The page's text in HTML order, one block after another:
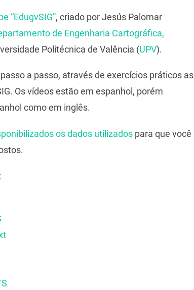
“EdugvSIG”, criado por Jesús Palomar
de Engenharia Cartográfica,
Politécnica de Valência (UPV).
a passo, através de exercícios práticos as
Os vídeos estão em espanhol, porém
como em inglês.
os dados utilizadospara que você